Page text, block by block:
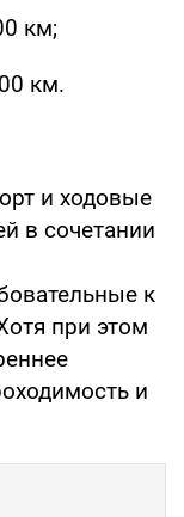
км;
км.
и ходовые
в сочетании
к
при этом
и